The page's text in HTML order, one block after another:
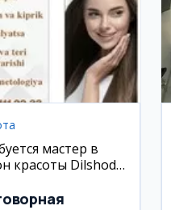
мастер в
красоты Dilshoda